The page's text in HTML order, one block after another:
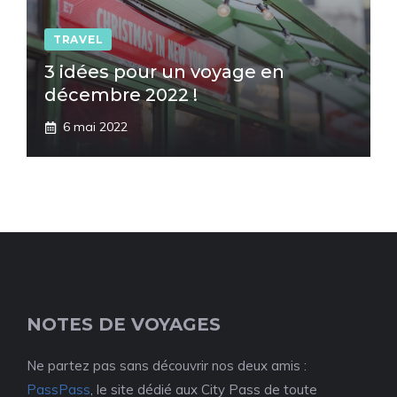
TRAVEL
3 idées pour un voyage en
décembre 2022 !
6 mai 2022
NOTES DE VOYAGES
Ne partez pas sans découvrir nos deux amis :
PassPass, le site dédié aux City Pass de toute